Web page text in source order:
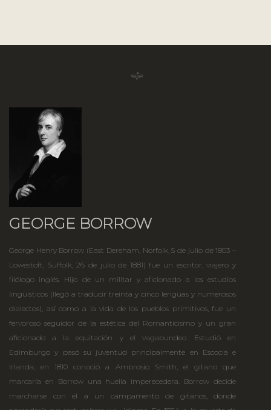
GEORGE BORROW
George Henry Borrow (East Dereham, Norfolk, 5 de julio de 1803 –
Lowestoft, Suffolk, 26 de julio de 1881) fue un escritor, viajero y
filólogo inglés. Hijo de un militar y aficionado a los estudios
lingüísticos (llegó a traducir treinta y cinco lenguas y numerosos
dialectos), así como a la vida de los pueblos primitivos, fue un
fervoroso seguidor de la estética del Romanticismo y un gran
aficionado a la equitación y el vagabundeo. Estudió en
Edimburgo y pasó su juventud principalmente en Escocia e
Irlanda; en 1810 conoció a Ambrosio Smith, el gitano que
marcaría en Borrow una huella imperecedera. Borrow decide
marcharse con él a un campamento de gitanos, donde